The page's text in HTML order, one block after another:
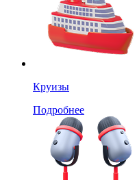
Круизы
Подробнее